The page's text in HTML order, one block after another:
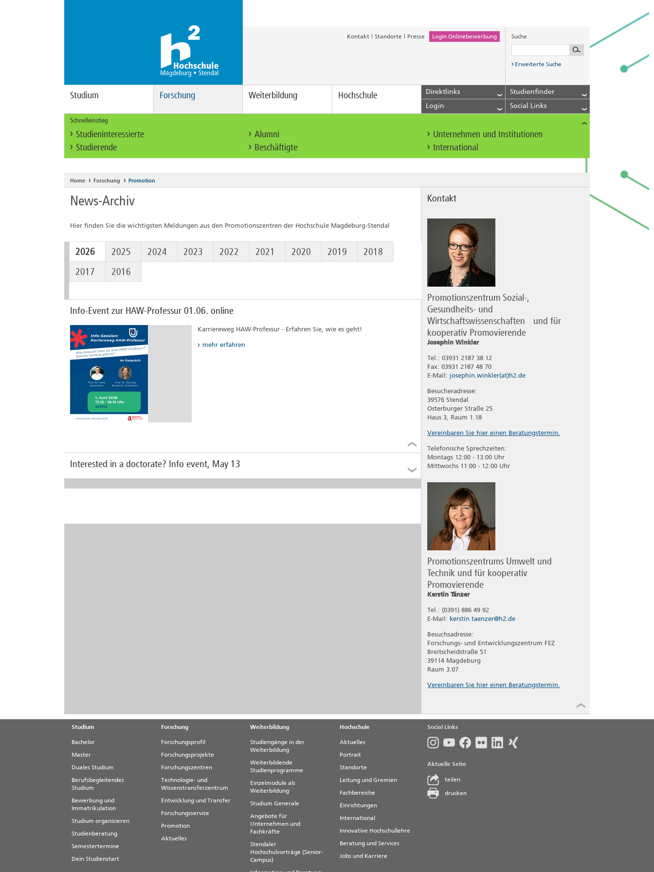
Kontakt Standorte Presse Login Onlinebewerbung Suche
Erweiterte Suche
Studium Forschung Weiterbildung Hochschule Direktlinks
Studienfinder
Login
Social Links
Schnelleinstieg
Studieninteressierte Alumni
Unternehmen und Institutionen
Studierende
Beschäftigte International
Home Forschung Promotion
News-Archiv
Hier finden Sie die wichtigsten Meldungen aus den Promotionszentren der Hochschule Magdeburg-Stendal
2026 2025 2024 2023 2022 2021 2020 2019
2018
2017
2016
Info-Event zur HAW-Professur 01.06. online
Karriereweg HAW-Professur - Erfahren Sie, wie es geht!
mehr erfahren
Interested in a doctorate? Info event, May 13
around the world to explore what...
mehr erfahren
Kontakt
Promotionszentrum Sozial-,
Gesundheits- und
Wirtschaftswissenschaften und für
kooperativ Promovierende
Josephin Winkler
Tel.: 03931 2187 38 12
Fax: 03931 2187 48 70
E-Mail: josephin.winkler(at)h2.de
Besucheradresse:
39576 Stendal
Osterburger Straße 25
Haus 3, Raum 1.18
Vereinbaren Sie hier einen Beratungstermin.
Telefonische Sprechzeiten:
Montags 12:00 - 13:00 Uhr
Mittwochs 11:00 - 12:00 Uhr
Promotionszentrums Umwelt und
Technik und für kooperativ
Promovierende
Kerstin Tänzer
Tel.: (0391) 886 49 92
E-Mail: kerstin.taenzer@h2.de
Besuchsadresse:
Forschungs- und Entwicklungszentrum FEZ
Breitscheidstraße 51
39114 Magdeburg
Raum 3.07
Vereinbaren Sie hier einen Beratungstermin.
Studium
Bachelor
Master
Duales Studium
Berufsbegleitendes
Studium
Bewerbung und
Immatrikulation
Studium organisieren
Studienberatung
Semestertermine
Dein Studienstart
Forschung
Forschungsprofil
Forschungsprojekte
Forschungszentren
Technologie- und
Wissenstransferzentrum
Entwicklung und Transfer
Forschungsservice
Promotion
Aktuelles
Weiterbildung
Studiengänge in der
Weiterbildung
Weiterbildende
Studienprogramme
Einzelmodule als
Weiterbildung
Studium Generale
Angebote für
Unternehmen und
Fachkräfte
Stendaler
Hochschulvorträge (Senior-
Campus)
Hochschule
Aktuelles
Portrait
Standorte
Leitung und Gremien
Fachbereiche
Einrichtungen
International
Innovative Hochschullehre
Beratung und Services
Jobs und Karriere
Social Links
Aktuelle Seite
teilen
drucken